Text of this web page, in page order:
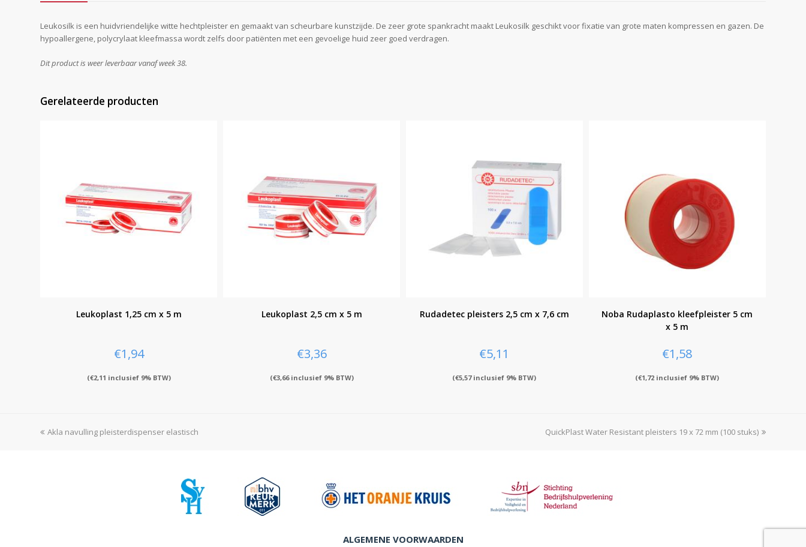
Leukosilk is een huidvriendelijke witte hechtpleister en gemaakt van scheurbare kunstzijde. De zeer grote spankracht maakt Leukosilk geschikt voor fixatie van grote maten kompressen en gazen. De
hypoallergene, polycrylaat kleefmassa wordt zelfs door patiënten met een gevoelige huid zeer goed verdragen.
Dit product is weer leverbaar vanaf week 38.
Gerelateerde producten
Leukoplast 1,25 cm x 5 m
€1,94
(€2,11 inclusief 9% BTW)
Leukoplast 2,5 cm x 5 m
€3,36
(€3,66inclusief 9% BTW)
Rudadetec pleisters 2,5 cm x 7,6 cm
€5,11
(€5,57inclusief 9% BTW)
Noba Rudaplasto kleefpleister 5 cm
x 5 m
€1,58
(€1,72 inclusief 9% BTW)
previous
Akla navulling pleisterdispenser elastisch
next
QuickPlast Water Resistant pleisters 19 x 72 mm (100 stuks)
ALGEMENE VOORWAARDEN